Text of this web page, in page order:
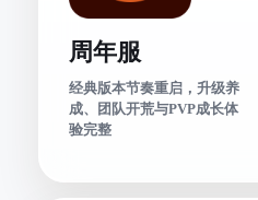
周年服
经典版本节奏重启，升级养
成、团队开荒与PVP成长体
验完整